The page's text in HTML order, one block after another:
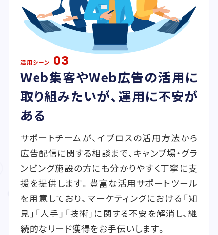
活用シーン 03
Web集客やWeb広告の活用に
取り組みたいが、運用に不安が
ある
サポートチームが、イプロスの活用方法から
広告配信に関する相談まで、キャンプ場・グラ
ンピング施設の方にも分かりやすく丁寧に支
援を提供します。豊富な活用サポートツール
を用意しており、マーケティングにおける「知
見」「人手」「技術」に関する不安を解消し、継
続的なリード獲得をお手伝いします。